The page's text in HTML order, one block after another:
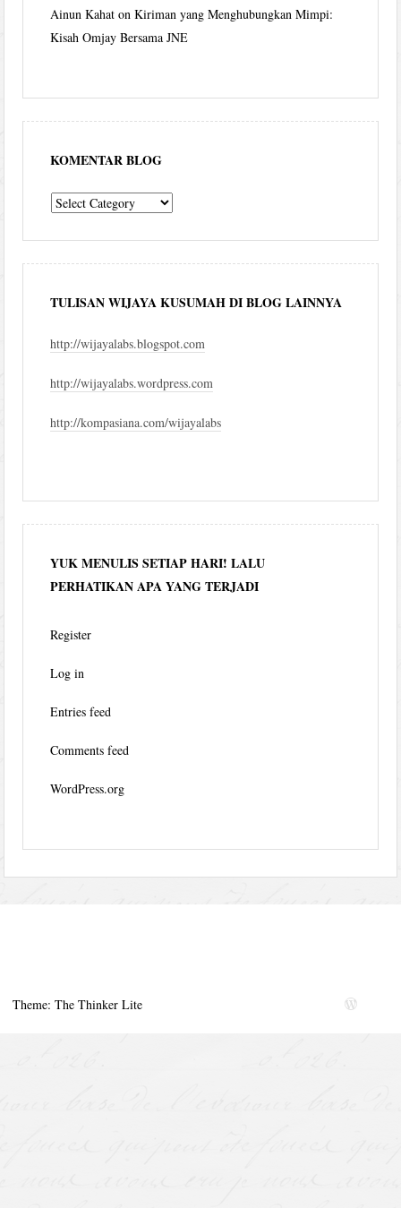
Ainun Kahat onKiriman yang Menghubungkan Mimpi:
Kisah Omjay Bersama JNE
KOMENTAR BLOG
komentar
TULISAN WIJAYA KUSUMAH DI BLOG LAINNYA
http://wijayalabs.blogspot.com
http://wijayalabs.wordpress.com
http://kompasiana.com/wijayalabs
YUK MENULIS SETIAP HARI! LALU
PERHATIKAN APA YANG TERJADI
Register
Log in
Entries feed
Comments feed
WordPress.org
Theme: The Thinker Lite